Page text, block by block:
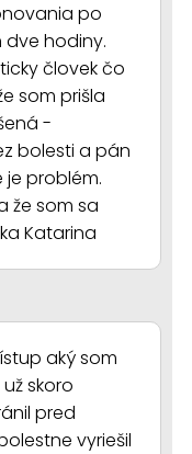
po
dve hodiny.
človek čo
som prišla
-
bolesti a pán
je problém.
že som sa
Katarina
aký som
skoro
pred
vyriešil